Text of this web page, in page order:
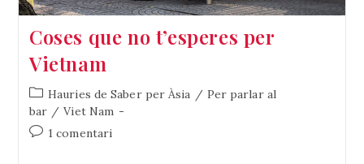
Coses que no t’esperes per
Vietnam
Categoria
de
l'entrada:
Hauries de Saber per Àsia / Per parlar al
bar / Viet Nam
Comentaris
1 comentari